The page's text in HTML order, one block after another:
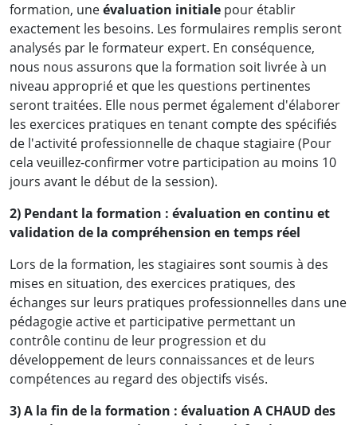
formation, uneévaluation initiale pour établir
exactement les besoins. Les formulaires remplis seront
analysés par le formateur expert. En conséquence,
nous nous assurons que la formation soit livrée à un
niveau approprié et que les questions pertinentes
seront traitées. Elle nous permet également d'élaborer
les exercices pratiques en tenant compte des spécifiés
de l'activité professionnelle de chaque stagiaire (Pour
cela veuillez-confirmer votre participation au moins 10
jours avant le début de la session).
2) Pendant la formation : évaluation en continu et
validation de la compréhension en temps réel
Lors de la formation, les stagiaires sont soumis à des
mises en situation, des exercices pratiques, des
échanges sur leurs pratiques professionnelles dans une
pédagogie active et participative permettant un
contrôle continu de leur progression et du
développement de leurs connaissances et de leurs
compétences au regard des objectifs visés.
3) A la fin de la formation : évaluation A CHAUD des